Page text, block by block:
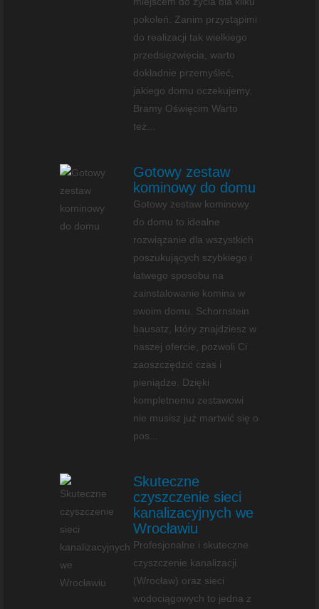
pokoleń. Zanim przystąpimi
do realizacji tak wielkiego
przedsięzwięcia, warto
dokładnie przemyśleć,
jakiego domu oczekujemy.
Bramy Oświęcim Warto
też...
Gotowy zestaw
kominowy do domu
Gotowy zestaw kominowy
do domu to idealne
rozwiązanie dla wszystkich
poszukujących szybkiego i
łatwego sposobu na
zainstalowanie komina w
swoim domu. Schornstein
bausatz, który znajdziesz w
naszej ofercie, pozwoli Ci
zaoszczędzić czas i
pieniądze. Dzięki
kompletnemu zestawowi
nie musisz już martwić się o
pos...
Skuteczne
czyszczenie sieci
kanalizacyjnych we
Wrocławiu
Profesjonalne i skuteczne
czyszczenie kanalizacji
(Wrocław) oraz sieci
wodociągowych to jedna z